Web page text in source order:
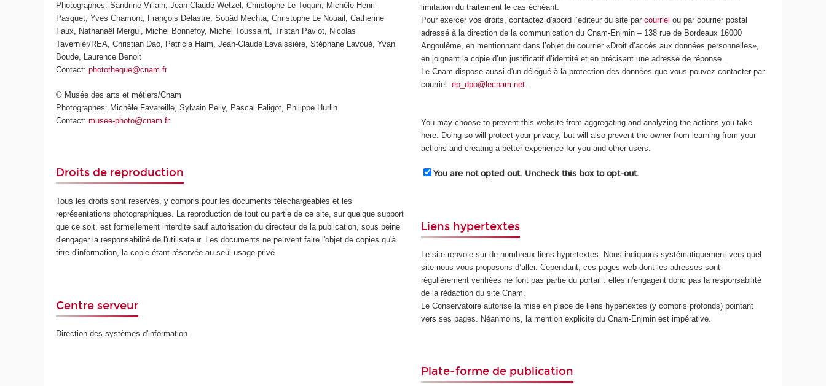
Photographes: Sandrine Villain, Jean-Claude Wetzel, Christophe Le Toquin, Michèle Henri-
Pasquet, Yves Chamont, François Delastre, Souäd Mechta, Christophe Le Nouail, Catherine
Faux, Nathanaël Mergui, Michel Bonnefoy, Michel Toussaint, Tristan Paviot, Nicolas
Tavernier/REA, Christian Dao, Patricia Haim, Jean-Claude Lavaissière, Stéphane Lavoué, Yvan
Boude, Laurence Benoit
Contact:phototheque@cnam.fr
© Musée des arts et métiers/Cnam
Photographes: Michèle Favareille, Sylvain Pelly, Pascal Faligot, Philippe Hurlin
Contact:musee-photo@cnam.fr
Droits de reproduction
Tous les droits sont réservés, y compris pour les documents téléchargeables et les
représentations photographiques. La reproduction de tout ou partie de ce site, sur quelque support
que ce soit, est formellement interdite sauf autorisation du directeur de la publication, sous peine
d'engager la responsabilité de l'utilisateur. Les documents ne peuvent faire l'objet de copies qu'à
titre d'information, la copie étant réservée au seul usage privé.
Centre serveur
Direction des systèmes d'information
limitation du traitement le cas échéant.
Pour exercer vos droits, contactez d'abord l’éditeur du site par courriel ou par courrier postal
adressé à la direction de la communication du Cnam-Enjmin – 138 rue de Bordeaux 16000
Angoulême, en mentionnant dans l’objet du courrier «Droit d’accès aux données personnelles»,
en joignant la copie d’un justificatif d’identité et en précisant une adresse de réponse.
Le Cnam dispose aussi d'un délégué à la protection des données que vous pouvez contacter par
courriel: ep_dpo@lecnam.net.
You may choose to prevent this website from aggregating and analyzing the actions you take
here. Doing so will protect your privacy, but will also prevent the owner from learning from your
actions and creating a better experience for you and other users.
You are not opted out. Uncheck this box to opt-out.
Liens hypertextes
Le site renvoie sur de nombreux liens hypertextes. Nous indiquons systématiquement vers quel
site nous vous proposons d’aller. Cependant, ces pages web dont les adresses sont
régulièrement vérifiées ne font pas partie du portail : elles n’engagent donc pas la responsabilité
de la rédaction du site Cnam.
Le Conservatoire autorise la mise en place de liens hypertextes (y compris profonds) pointant
vers ses pages. Néanmoins, la mention explicite du Cnam-Enjmin est impérative.
Plate-forme de publication